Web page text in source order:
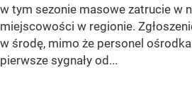
w tym sezonie masowe zatrucie w
miejscowości w regionie.
w środę, mimo że personel
pierwsze sygnały od...